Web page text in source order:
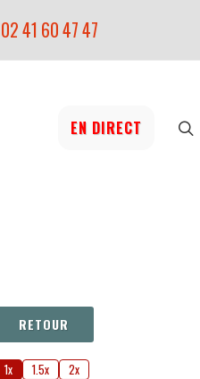
02 41 60 47 47
EN DIRECT
RETOUR
1x 1.5x 2x